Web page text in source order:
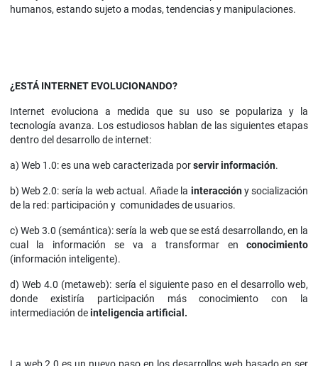
humanos, estando sujeto a modas, tendencias y manipulaciones.
¿ESTÁ INTERNET EVOLUCIONANDO?
Internet evoluciona a medida que su uso se populariza y la
tecnología avanza. Los estudiosos hablan de las siguientes etapas
dentro del desarrollo de internet:
a) Web 1.0: es una web caracterizada porservir información.
b) Web 2.0: sería la web actual. Añade la interaccióny socialización
de la red: participación y comunidades de usuarios.
c) Web 3.0 (semántica): sería la web que se está desarrollando, en la
cual la información se va a transformar enconocimiento
(información inteligente).
d) Web 4.0 (metaweb): sería el siguiente paso en el desarrollo web,
donde existiría participación más conocimiento con la
intermediación deinteligencia artificial.